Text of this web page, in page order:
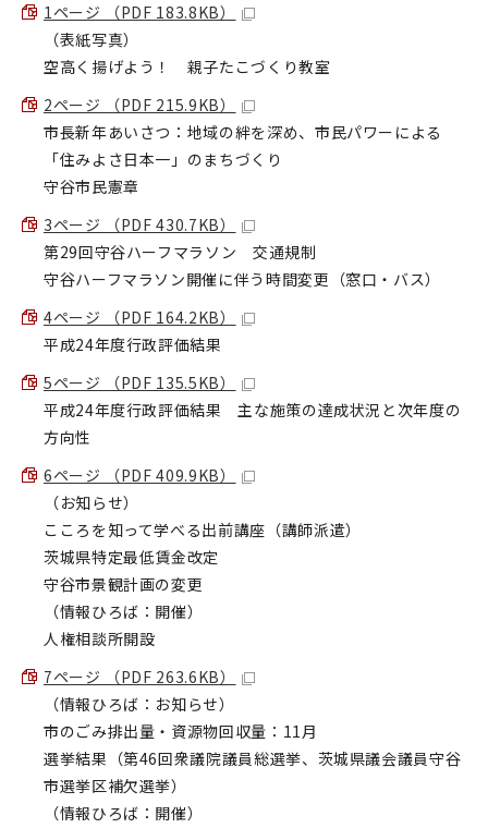
1ページ （PDF 183.8KB）
（表紙写真）
空高く揚げよう！ 親子たこづくり教室
2ページ （PDF 215.9KB）
市長新年あいさつ：地域の絆を深め、市民パワーによる
「住みよさ日本一」のまちづくり
守谷市民憲章
3ページ （PDF 430.7KB）
第29回守谷ハーフマラソン 交通規制
守谷ハーフマラソン開催に伴う時間変更（窓口・バス）
4ページ （PDF 164.2KB）
平成24年度行政評価結果
5ページ （PDF 135.5KB）
平成24年度行政評価結果 主な施策の達成状況と次年度の
方向性
6ページ （PDF 409.9KB）
（お知らせ）
こころを知って学べる出前講座（講師派遣）
茨城県特定最低賃金改定
守谷市景観計画の変更
（情報ひろば：開催）
人権相談所開設
7ページ （PDF 263.6KB）
（情報ひろば：お知らせ）
市のごみ排出量・資源物回収量：11月
選挙結果（第46回衆議院議員総選挙、茨城県議会議員守谷
市選挙区補欠選挙）
（情報ひろば：開催）